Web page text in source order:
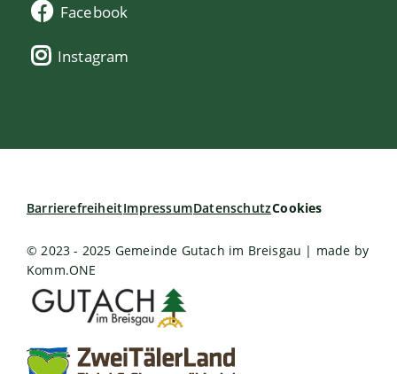
Facebook
Instagram
BarrierefreiheitImpressumDatenschutzCookies
© 2023 - 2025 Gemeinde Gutach im Breisgau | made by
Komm.ONE